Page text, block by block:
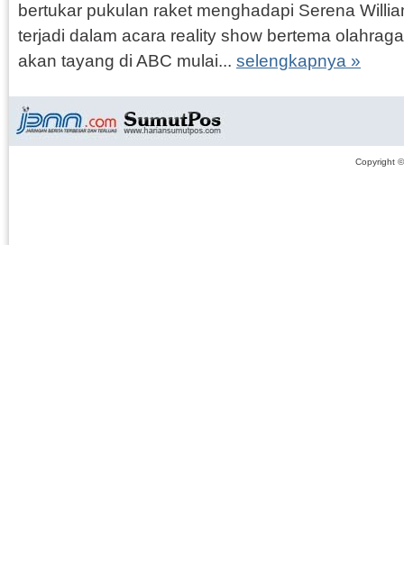
bertukar pukulan raket menghadapi Serena
terjadi dalam acara reality show bertema
akan tayang di ABC mulai... selengkapnya »
Copyright